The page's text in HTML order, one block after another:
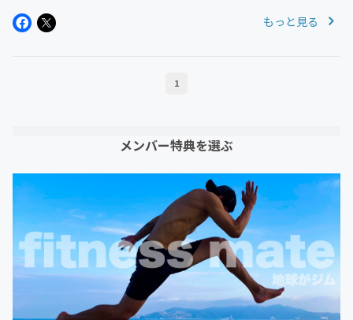
てよく感じていました。ヒロさんの実況付き筋トレでは、
もっと見る
1
メンバー特典を選ぶ